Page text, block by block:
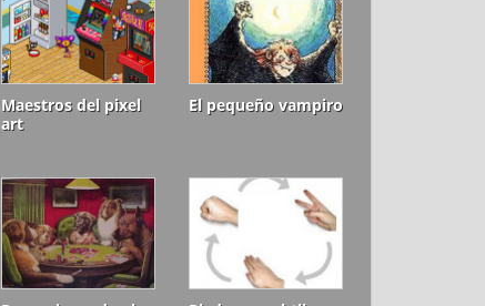
Maestros del pixel
art
El pequeño vampiro